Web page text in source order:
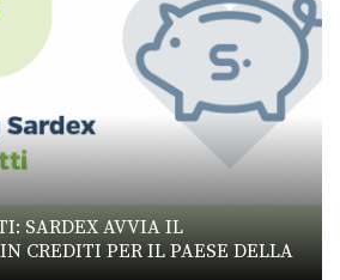
SARDEX AVVIA IL
CREDITI PER IL PAESE DELLA